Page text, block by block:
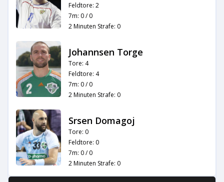
Feldtore: 2
7m: 0 / 0
2 Minuten Strafe: 0
Johannsen Torge
Tore: 4
Feldtore: 4
7m: 0 / 0
2 Minuten Strafe: 0
Srsen Domagoj
Tore: 0
Feldtore: 0
7m: 0 / 0
2 Minuten Strafe: 0